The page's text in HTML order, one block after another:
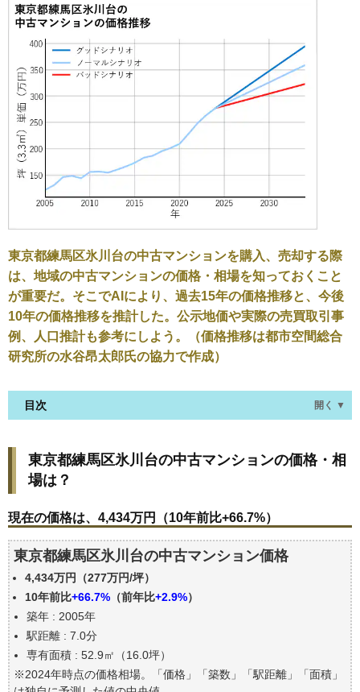
東京都練馬区氷川台の中古マンションを購入、売却する際
は、地域の中古マンションの価格・相場を知っておくこと
が重要だ。そこでAIにより、過去15年の価格推移と、今後
10年の価格推移を推計した。公示地価や実際の売買取引事
例、人口推計も参考にしよう。（価格推移は都市空間総合
研究所の水谷昂太郎氏の協力で作成）
目次 開く ▼
は？
現在の価格は、4,434万円（10年前比+66.7%）
価格を詳細に分析しよう
築年数で価格はどうなる？
東京都練馬区氷川台の中古マンションの過去の売買
事例
公示地価はいくら
エリアの将来性を人口予想から検討しよう
自分の年収でいくらの不動産が買える？
東京都練馬区氷川台の中古マンションの価格・相
場は？
現在の価格は、4,434万円（10年前比+66.7%）
東京都練馬区氷川台の中古マンション価格
4,434万円（277万円/坪）
10年前比+66.7% （前年比+2.9%）
築年 : 2005年
駅距離 : 7.0分
専有面積 : 52.9㎡（16.0坪）
※2024年時点の価格相場。「価格」「築数」「駅距離」「面積」